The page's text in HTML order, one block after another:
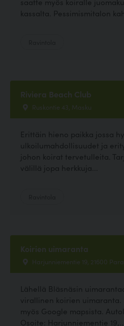
kassalta. Pessimismitalon
Riviera Beach Club
Ruskontie 43, Masku
Erittäin hieno paikka jossa
ulkoilumahdollisuudet ja
johon koirat tervetulleita.
välillä jopa herkkuja...
Koirien uimaranta
Harjunniementie 19, 21600
Lähellä Bläsnäsin
virallinen koirien
myös Google mapsista.
Osoite: Harjunniementie 19,...